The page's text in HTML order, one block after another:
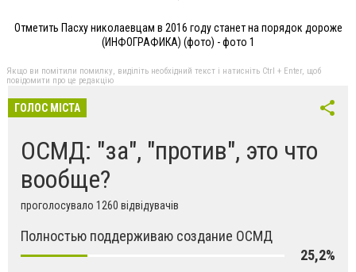
Отметить Пасху николаевцам в 2016 году станет на порядок дороже
(ИНФОГРАФИКА) (фото) - фото 1
Якщо ви помітили помилку, виділіть необхідний текст і натисніть Ctrl + Enter, щоб
повідомити про це редакцію
ГОЛОС МІСТА
ОСМД: "за", "против", это что
вообще?
проголосувало 1260 відвідувачів
Полностью поддерживаю создание ОСМД
25,2%